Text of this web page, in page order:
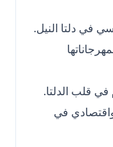
في دلتا النيل.
قلب الدلتا.
في